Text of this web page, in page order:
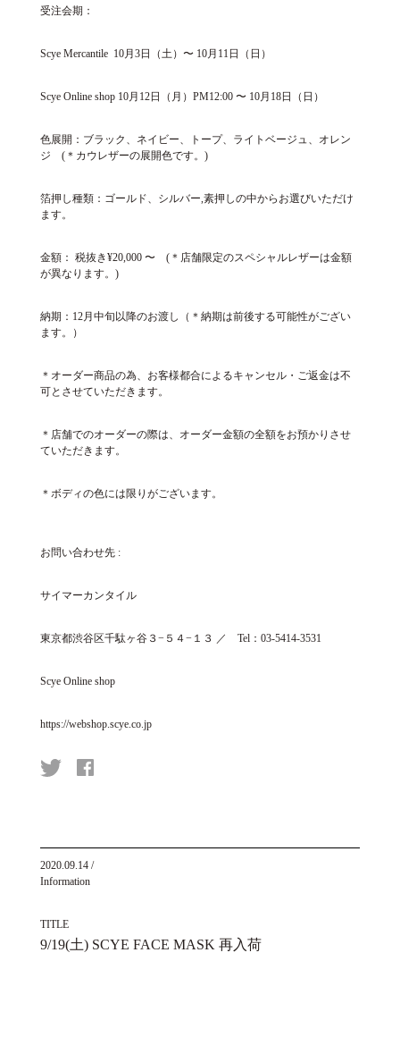
受注会期：
Scye Mercantile 10月3日（土）〜 10月11日（日）
Scye Online shop 10月12日（月）PM12:00 〜 10月18日（日）
色展開：ブラック、ネイビー、トープ、ライトベージュ、オレン
ジ (＊カウレザーの展開色です。)
箔押し種類：ゴールド、シルバー,素押しの中からお選びいただけ
ます。
金額： 税抜き¥20,000 〜 (＊店舗限定のスペシャルレザーは金額
が異なります。)
納期：12月中旬以降のお渡し（＊納期は前後する可能性がござい
ます。）
＊オーダー商品の為、お客様都合によるキャンセル・ご返金は不
可とさせていただきます。
＊店舗でのオーダーの際は、オーダー金額の全額をお預かりさせ
ていただきます。
＊ボディの色には限りがございます。
お問い合わせ先 :
サイマーカンタイル
東京都渋谷区千駄ヶ谷３−５４−１３ ／ Tel：03-5414-3531
Scye Online shop
https://webshop.scye.co.jp
2020.09.14/
Information
TITLE
9/19(土) SCYE FACE MASK 再入荷